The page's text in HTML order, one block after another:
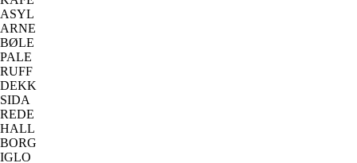
ASYL
ARNE
BØLE
PALE
RUFF
DEKK
SIDA
REDE
HALL
BORG
IGLO